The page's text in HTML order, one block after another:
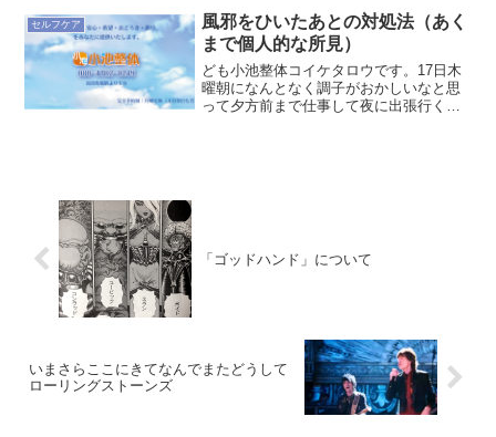
つような良くない点はないし、なかった
んです。が昨年末にふと...
セルフケア
風邪をひいたあとの対処法（あく
まで個人的な所見）
ども小池整体コイケタロウです。17日木
曜朝になんとなく調子がおかしいなと思
って夕方前まで仕事して夜に出張行く予
「ゴッドハンド」について
いまさらここにきてなんでまたどうして
ローリングストーンズ